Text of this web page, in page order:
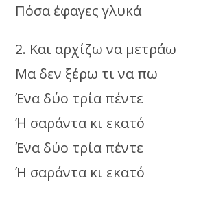
Πόσα έφαγες γλυκά
2. Και αρχίζω να μετράω
Μα δεν ξέρω τι να πω
Ένα δύο τρία πέντε
Ή σαράντα κι εκατό
Ένα δύο τρία πέντε
Ή σαράντα κι εκατό